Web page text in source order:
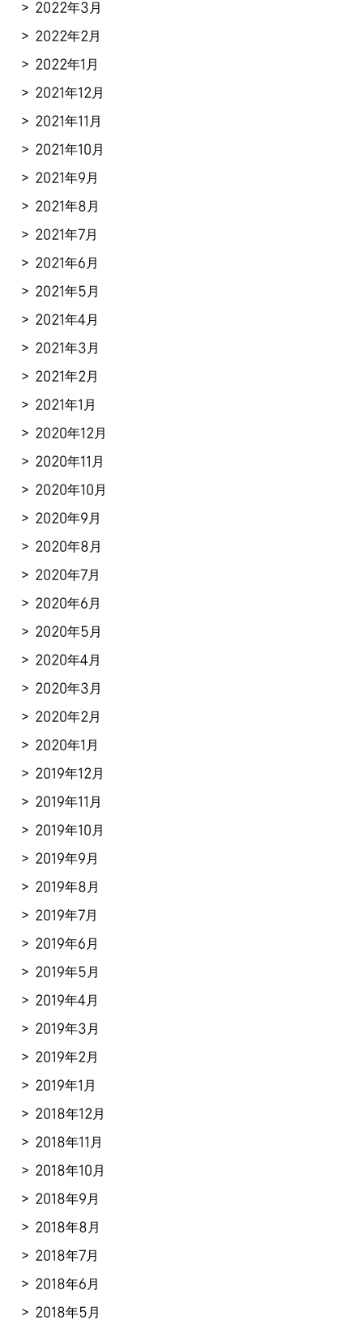
2022年3月
2022年2月
2022年1月
2021年12月
2021年11月
2021年10月
2021年9月
2021年8月
2021年7月
2021年6月
2021年5月
2021年4月
2021年3月
2021年2月
2021年1月
2020年12月
2020年11月
2020年10月
2020年9月
2020年8月
2020年7月
2020年6月
2020年5月
2020年4月
2020年3月
2020年2月
2020年1月
2019年12月
2019年11月
2019年10月
2019年9月
2019年8月
2019年7月
2019年6月
2019年5月
2019年4月
2019年3月
2019年2月
2019年1月
2018年12月
2018年11月
2018年10月
2018年9月
2018年8月
2018年7月
2018年6月
2018年5月